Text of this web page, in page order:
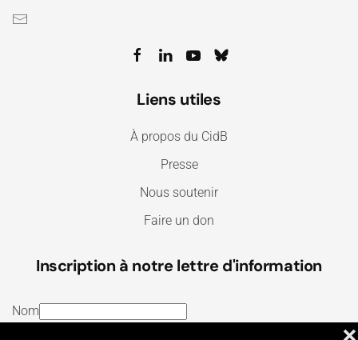
❌
Liens utiles
À propos du CidB
Presse
Nous soutenir
Faire un don
Inscription à notre lettre d'information
Nom